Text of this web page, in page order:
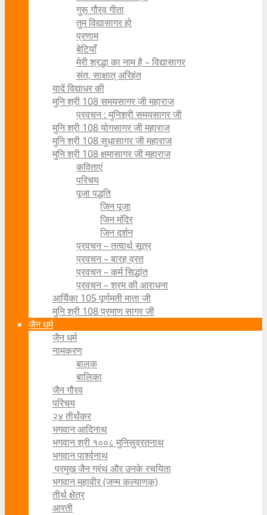
गुरू गौरव गीता
तुम विद्यासागर हो
प्रणाम
बेटियाँ
मेरी श्रद्धा का नाम है – विद्यासागर
संत, साक्षात् अरिहंत
यादें विद्याधर की
मुनि श्री 108 समयसागर जी महाराज
प्रवचन : मुनिश्री समयसागर जी
मुनि श्री 108 योगसागर जी महाराज
मुनि श्री 108 सुधासागर जी महाराज
मुनि श्री 108 क्षमासागर जी महाराज
कविताएं
परिचय
पूजा पद्धति
जिन पूजा
जिन मंदिर
जिन दर्शन
प्रवचन – तत्वार्थ सूत्र
प्रवचन – बारह व्रत
प्रवचन – कर्म सिद्धांत
प्रवचन – श्रम की आराधना
आर्यिका 105 पूर्णमती माता जी
मुनि श्री 108 प्रमाण सागर जी
जैन धर्म
जैन धर्म
नामकरण
बालक
बालिका
जैन गौरव
परिचय
२४ तीर्थंकर
भगवान आदिनाथ
भगवान श्री १००८ मुनिसुव्रतनाथ
भगवान पार्श्वनाथ
प्रमुख जैन ग्रंथ और उनके रचयिता
भगवान महावीर (जन्म कल्याणक)
तीर्थ क्षेत्र
आरती